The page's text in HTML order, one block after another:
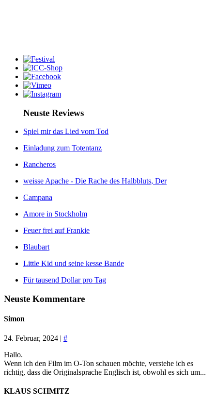
Neuste Reviews
Spiel mir das Lied vom Tod
Einladung zum Totentanz
Rancheros
weisse Apache - Die Rache des Halbbluts, Der
Campana
Amore in Stockholm
Feuer frei auf Frankie
Blaubart
Little Kid und seine kesse Bande
Für tausend Dollar pro Tag
Neuste Kommentare
Simon
24. Februar, 2024 | #
Hallo.
Wenn ich den Film im O-Ton schauen möchte, verstehe ich es
richtig, dass die Originalsprache Englisch ist, obwohl es sich um...
KLAUS SCHMITZ